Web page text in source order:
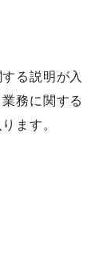
る説明が入
務に関する
ます。